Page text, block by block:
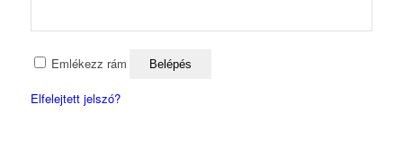
Emlékezz rám Belépés
Elfelejtett jelszó?